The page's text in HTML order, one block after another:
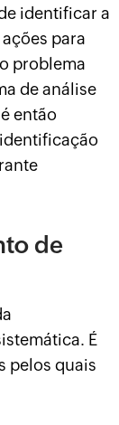
identificar a
para
problema
de análise
então
de
É
pelos quais